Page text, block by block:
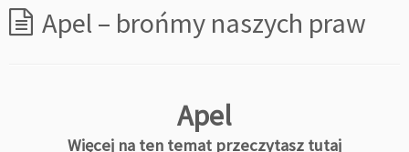
Apel – brońmy naszych praw
Apel
Więcej na ten temat przeczytasz tutaj